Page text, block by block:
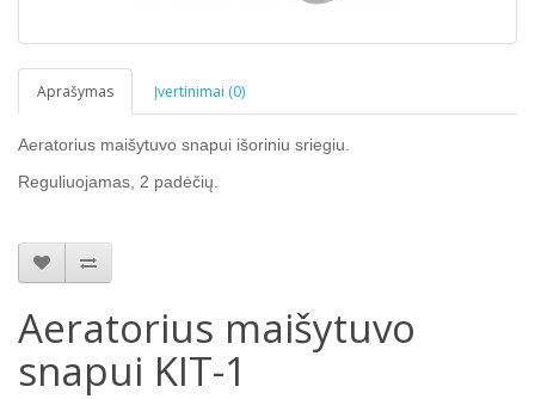
Aprašymas Įvertinimai (0)
Aeratorius maišytuvo snapui išoriniu sriegiu.
Reguliuojamas, 2 padėčių.
Aeratorius maišytuvo
snapui KIT-1